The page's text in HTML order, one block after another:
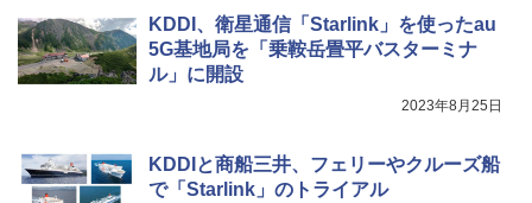
KDDI、衛星通信「Starlink」を使ったau
5G基地局を「乗鞍岳畳平バスターミナ
ル」に開設
2023年8月25日
KDDIと商船三井、フェリーやクルーズ船
で「Starlink」のトライアル